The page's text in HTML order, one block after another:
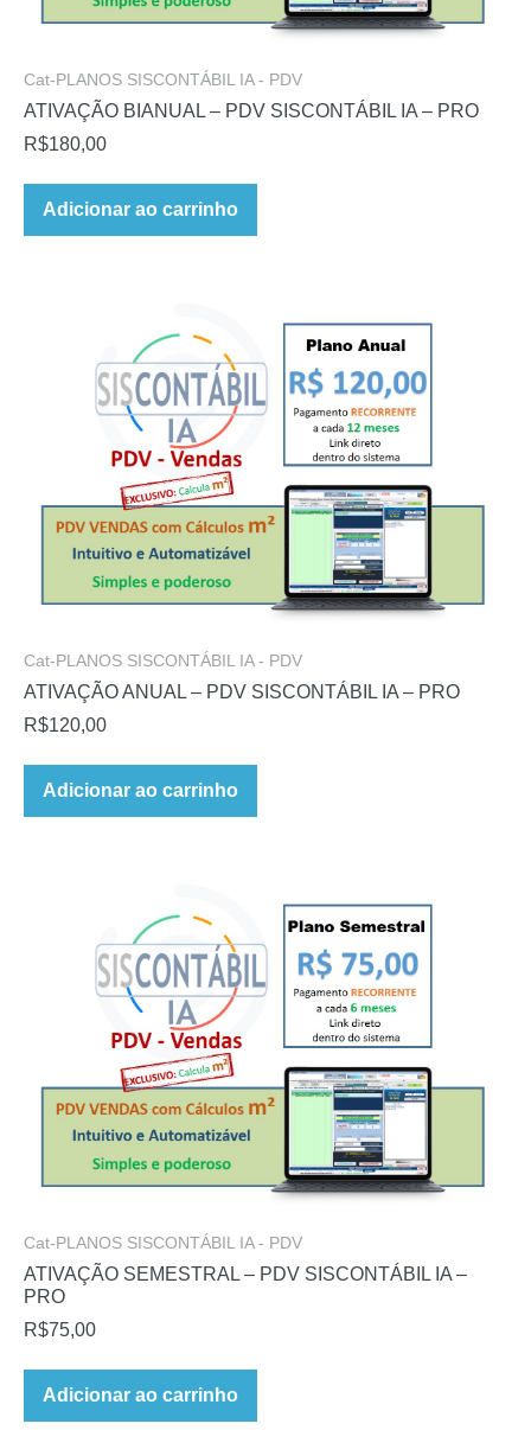
Cat-PLANOS SISCONTÁBIL IA - PDV
ATIVAÇÃO BIANUAL – PDV SISCONTÁBIL IA – PRO
R$180,00
Adicionar ao carrinho
Cat-PLANOS SISCONTÁBIL IA - PDV
ATIVAÇÃO ANUAL – PDV SISCONTÁBIL IA – PRO
R$120,00
Adicionar ao carrinho
Cat-PLANOS SISCONTÁBIL IA - PDV
ATIVAÇÃO SEMESTRAL – PDV SISCONTÁBIL IA –
PRO
R$75,00
Adicionar ao carrinho